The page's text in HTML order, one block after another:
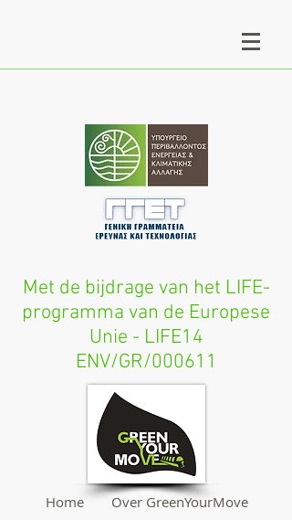
Met de bijdrage van het LIFE-
programma van de Europese
Unie - LIFE14
ENV/GR/000611
Home
Over GreenYourMove